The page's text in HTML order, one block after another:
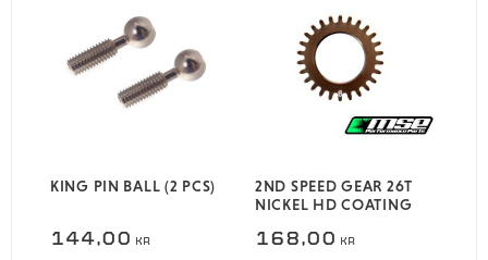
KING PIN BALL (2 PCS)
144,00 KR
2ND SPEED GEAR 26T
NICKEL HD COATING
168,00 KR